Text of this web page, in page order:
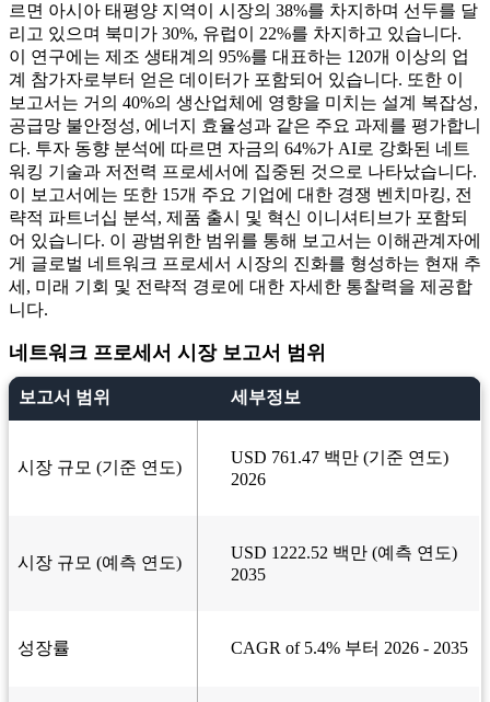
르면 아시아 태평양 지역이 시장의 38%를 차지하며 선두를 달
리고 있으며 북미가 30%, 유럽이 22%를 차지하고 있습니다.
이 연구에는 제조 생태계의 95%를 대표하는 120개 이상의 업
계 참가자로부터 얻은 데이터가 포함되어 있습니다. 또한 이
보고서는 거의 40%의 생산업체에 영향을 미치는 설계 복잡성,
공급망 불안정성, 에너지 효율성과 같은 주요 과제를 평가합니
다. 투자 동향 분석에 따르면 자금의 64%가 AI로 강화된 네트
워킹 기술과 저전력 프로세서에 집중된 것으로 나타났습니다.
이 보고서에는 또한 15개 주요 기업에 대한 경쟁 벤치마킹, 전
략적 파트너십 분석, 제품 출시 및 혁신 이니셔티브가 포함되
어 있습니다. 이 광범위한 범위를 통해 보고서는 이해관계자에
게 글로벌 네트워크 프로세서 시장의 진화를 형성하는 현재 추
세, 미래 기회 및 전략적 경로에 대한 자세한 통찰력을 제공합
니다.
네트워크 프로세서 시장 보고서 범위
보고서 범위 세부정보
시장 규모 (기준 연도)
USD 761.47 백만 (기준 연도)
2026
시장 규모 (예측 연도)
USD 1222.52 백만 (예측 연도)
2035
성장률 CAGR of 5.4% 부터 2026 - 2035